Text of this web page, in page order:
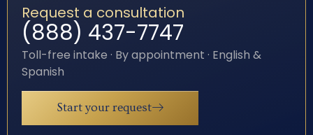
Request a consultation
(888) 437-7747
Toll-free intake · By appointment · English &
Spanish
Start your request